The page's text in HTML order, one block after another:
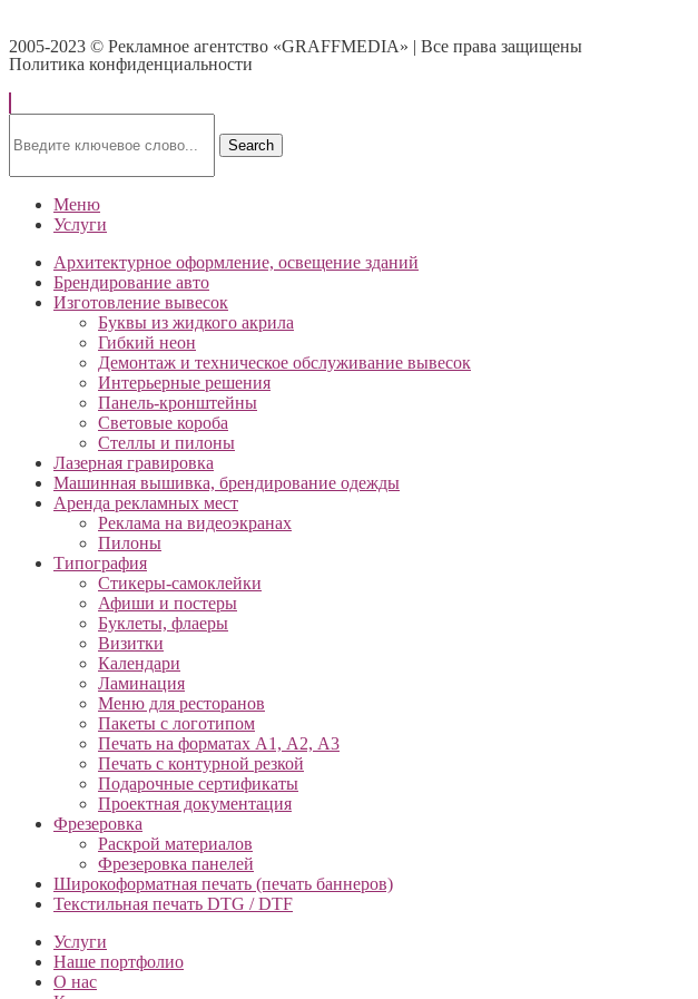
2005-2023 © Рекламное агентство «GRAFFMEDIA» | Все права защищены
Политика конфиденциальности
Search
Меню
Услуги
Архитектурное оформление, освещение зданий
Брендирование авто
Изготовление вывесок
Буквы из жидкого акрила
Гибкий неон
Демонтаж и техническое обслуживание вывесок
Интерьерные решения
Панель-кронштейны
Световые короба
Стеллы и пилоны
Лазерная гравировка
Машинная вышивка, брендирование одежды
Аренда рекламных мест
Реклама на видеоэкранах
Пилоны
Типография
Cтикеры-самоклейки
Афиши и постеры
Буклеты, флаеры
Визитки
Календари
Ламинация
Меню для ресторанов
Пакеты с логотипом
Печать на форматах А1, А2, А3
Печать с контурной резкой
Подарочные сертификаты
Проектная документация
Фрезеровка
Раскрой материалов
Фрезеровка панелей
Широкоформатная печать (печать баннеров)
Текстильная печать DTG / DTF
Услуги
Наше портфолио
О нас